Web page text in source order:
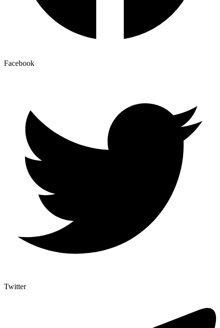
Facebook
Twitter